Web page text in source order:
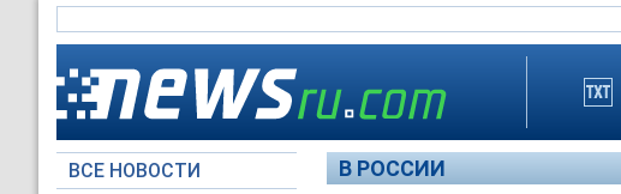
ВСЕ НОВОСТИ
В РОССИИ